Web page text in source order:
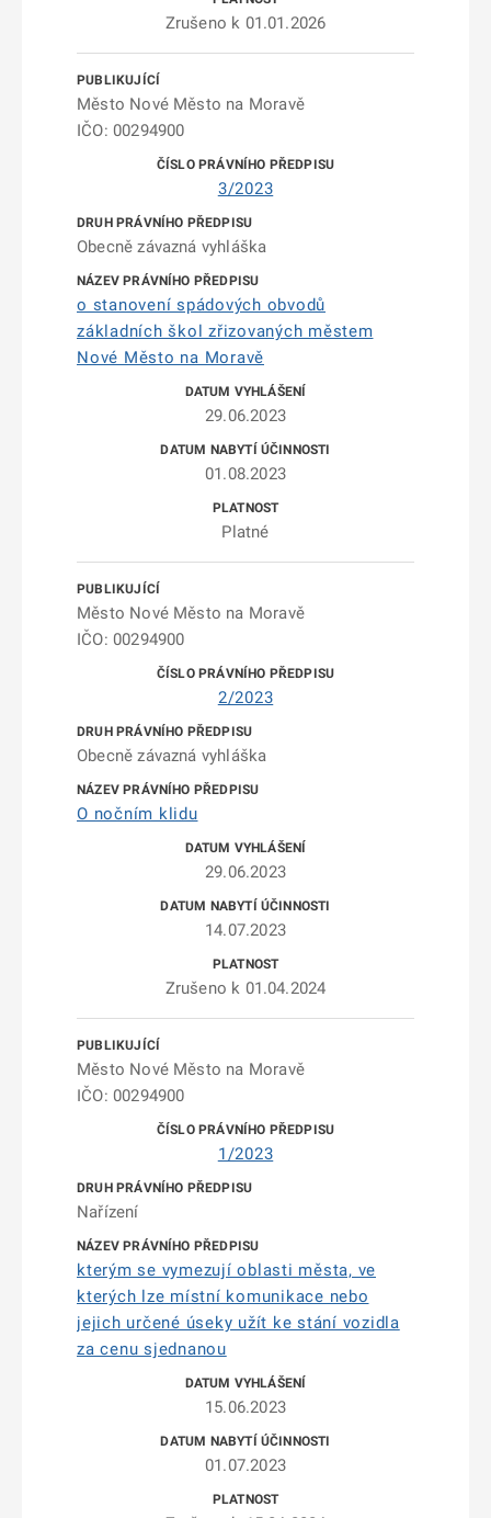
Zrušeno k 01.01.2026
Město Nové Město na Moravě
IČO: 00294900
3/2023
Obecně závazná vyhláška
o stanovení spádových obvodů
základních škol zřizovaných městem
Nové Město na Moravě
29.06.2023
01.08.2023
Platné
Město Nové Město na Moravě
IČO: 00294900
2/2023
Obecně závazná vyhláška
O nočním klidu
29.06.2023
14.07.2023
Zrušeno k 01.04.2024
Město Nové Město na Moravě
IČO: 00294900
1/2023
Nařízení
kterým se vymezují oblasti města, ve
kterých lze místní komunikace nebo
jejich určené úseky užít ke stání vozidla
za cenu sjednanou
15.06.2023
01.07.2023